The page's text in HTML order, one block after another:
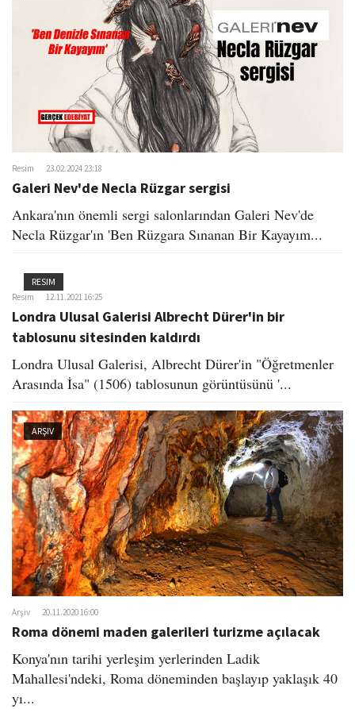
Resim 23.02.2024 23:18
Galeri Nev'de Necla Rüzgar sergisi
Ankara'nın önemli sergi salonlarından Galeri Nev'de
Necla Rüzgar'ın 'Ben Rüzgara Sınanan Bir Kayayım...
RESIM
Resim 12.11.2021 16:25
Londra Ulusal Galerisi Albrecht Dürer'in bir
tablosunu sitesinden kaldırdı
Londra Ulusal Galerisi, Albrecht Dürer'in "Öğretmenler
Arasında İsa" (1506) tablosunun görüntüsünü '...
ARŞIV
Arşiv 20.11.2020 16:00
Roma dönemi maden galerileri turizme açılacak
Konya'nın tarihi yerleşim yerlerinden Ladik
Mahallesi'ndeki, Roma döneminden başlayıp yaklaşık 40
yı...